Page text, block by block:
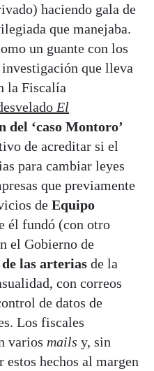
haciendo gala de
que manejaba.
un guante con los
que lleva
la Fiscalía
El
del ‘caso Montoro’
de acreditar si el
para cambiar leyes
que previamente
de Equipo
él fundó (con otro
el Gobierno de
las arterias de la
con correos
de datos de
Los fiscales
varios mails y, sin
hechos al margen